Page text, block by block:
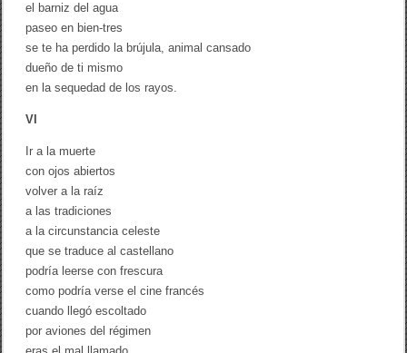
el barniz del agua
paseo en bien-tres
se te ha perdido la brújula, animal cansado
dueño de ti mismo
en la sequedad de los rayos.
VI
Ir a la muerte
con ojos abiertos
volver a la raíz
a las tradiciones
a la circunstancia celeste
que se traduce al castellano
podría leerse con frescura
como podría verse el cine francés
cuando llegó escoltado
por aviones del régimen